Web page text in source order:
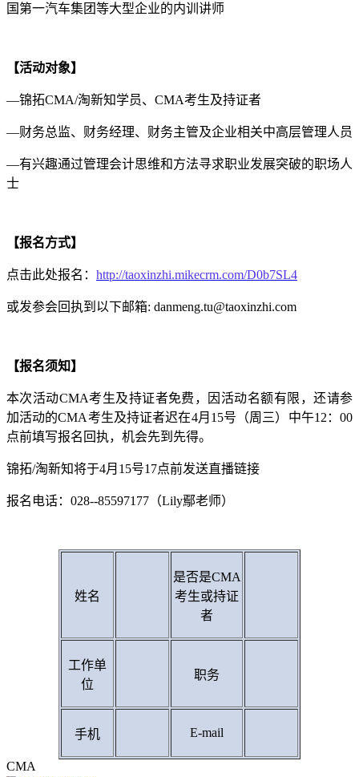
国第一汽车集团等大型企业的内训讲师
【活动对象】
—锦拓CMA/淘新知学员、CMA考生及持证者
—财务总监、财务经理、财务主管及企业相关中高层管理人员
—有兴趣通过管理会计思维和方法寻求职业发展突破的职场人
士
【报名方式】
点击此处报名： http://taoxinzhi.mikecrm.com/D0b7SL4
或发参会回执到以下邮箱: danmeng.tu@taoxinzhi.com
【报名须知】
本次活动CMA考生及持证者免费，因活动名额有限，还请参
加活动的CMA考生及持证者迟在4月15号（周三）中午12：00
点前填写报名回执，机会先到先得。
锦拓/淘新知将于4月15号17点前发送直播链接
报名电话：028--85597177（Lily鄢老师）
姓名
是否是CMA
考生或持证
者
工作单
位
职务
手机 E-mail
CMA